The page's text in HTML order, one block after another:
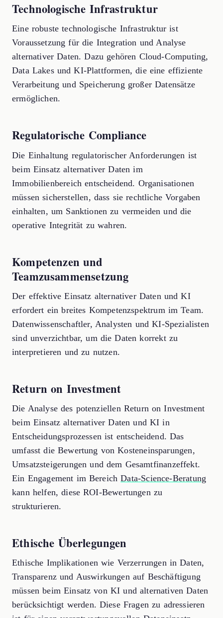
Technologische Infrastruktur
Eine robuste technologische Infrastruktur ist
Voraussetzung für die Integration und Analyse
alternativer Daten. Dazu gehören Cloud-Computing,
Data Lakes und KI-Plattformen, die eine effiziente
Verarbeitung und Speicherung großer Datensätze
ermöglichen.
Regulatorische Compliance
Die Einhaltung regulatorischer Anforderungen ist
beim Einsatz alternativer Daten im
Immobilienbereich entscheidend. Organisationen
müssen sicherstellen, dass sie rechtliche Vorgaben
einhalten, um Sanktionen zu vermeiden und die
operative Integrität zu wahren.
Kompetenzen und
Teamzusammensetzung
Der effektive Einsatz alternativer Daten und KI
erfordert ein breites Kompetenzspektrum im Team.
Datenwissenschaftler, Analysten und KI-Spezialisten
sind unverzichtbar, um die Daten korrekt zu
interpretieren und zu nutzen.
Return on Investment
Die Analyse des potenziellen Return on Investment
beim Einsatz alternativer Daten und KI in
Entscheidungsprozessen ist entscheidend. Das
umfasst die Bewertung von Kosteneinsparungen,
Umsatzsteigerungen und dem Gesamtfinanzeffekt.
Ein Engagement im BereichData-Science-Beratung
kann helfen, diese ROI-Bewertungen zu
strukturieren.
Ethische Überlegungen
Ethische Implikationen wie Verzerrungen in Daten,
Transparenz und Auswirkungen auf Beschäftigung
müssen beim Einsatz von KI und alternativen Daten
berücksichtigt werden. Diese Fragen zu adressieren